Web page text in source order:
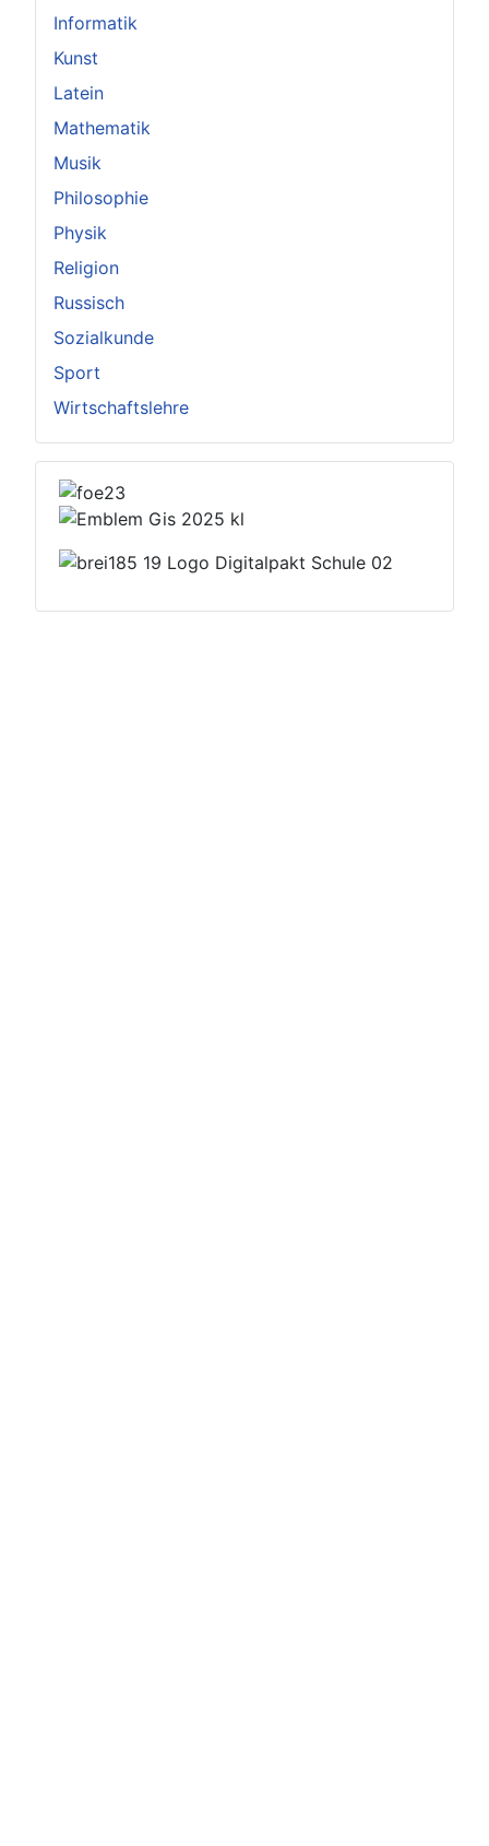
Informatik
Kunst
Latein
Mathematik
Musik
Philosophie
Physik
Religion
Russisch
Sozialkunde
Sport
Wirtschaftslehre